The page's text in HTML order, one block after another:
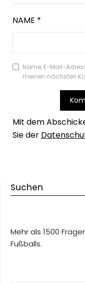
NAME *
Name, E-Mail-
meinen nächsten
Mit dem
Sie der
Suchen
Mehr als 1500
Fußballs.